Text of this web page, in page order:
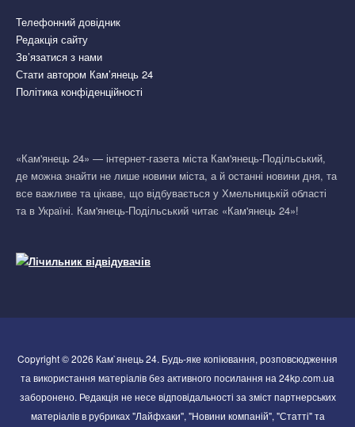
Телефонний довідник
Редакція сайту
Зв’язатися з нами
Стати автором Кам’янець 24
Політика конфіденційності
«Кам'янець 24» — інтернет-газета міста Кам'янець-Подільський,
де можна знайти не лише новини міста, а й останні новини дня, та
все важливе та цікаве, що відбувається у Хмельницькій області
та в Україні. Кам'янець-Подільський читає «Кам'янець 24»!
Copyright © 2026 Кам`янець 24. Будь-яке копіювання, розповсюдження
та використання матеріалів без активного посилання на 24kp.com.ua
заборонено. Редакція не несе відповідальності за зміст партнерських
матеріалів в рубриках "Лайфхаки", "Новини компаній", "Статті" та